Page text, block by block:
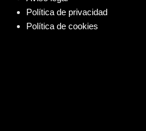
Política de privacidad
Política de cookies